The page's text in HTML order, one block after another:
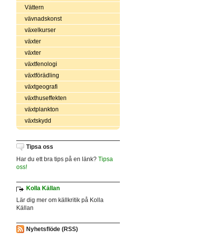
Vättern
vävnadskonst
växelkurser
växter
växter
växtfenologi
växtförädling
växtgeografi
växthuseffekten
växtplankton
växtskydd
Tipsa oss
Har du ett bra tips på en länk? Tipsa
oss!
Kolla Källan
Lär dig mer om källkritik på Kolla
Källan
Nyhetsflöde (RSS)